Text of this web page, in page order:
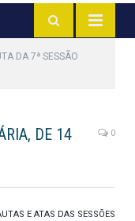
DA 7ª SESSÃO
DE 14
0
E ATAS DAS SESSÕES